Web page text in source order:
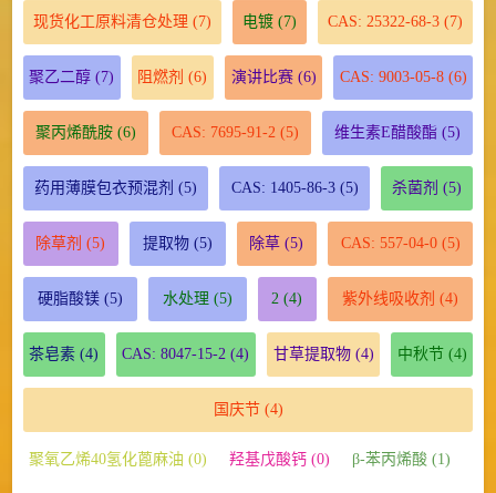
现货化工原料清仓处理 (7) 电镀 (7) CAS: 25322-68-3 (7)
聚乙二醇 (7) 阻燃剂 (6) 演讲比赛(6) CAS: 9003-05-8(6)
聚丙烯酰胺(6) CAS: 7695-91-2 (5) 维生素E醋酸酯 (5)
药用薄膜包衣预混剂 (5) CAS: 1405-86-3(5) 杀菌剂 (5)
除草剂 (5) 提取物(5) 除草 (5) CAS: 557-04-0(5)
硬脂酸镁(5) 水处理 (5) 2 (4) 紫外线吸收剂 (4)
茶皂素 (4) CAS: 8047-15-2 (4) 甘草提取物(4) 中秋节(4)
国庆节(4)
聚氧乙烯40氢化蓖麻油 (0) 羟基戊酸钙 (0) β-苯丙烯酸 (1)